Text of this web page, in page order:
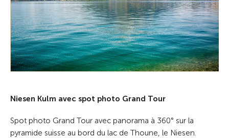
Niesen Kulm avec spot photo Grand Tour
Spot photo Grand Tour avec panorama à 360° sur la
pyramide suisse au bord du lac de Thoune, le Niesen.